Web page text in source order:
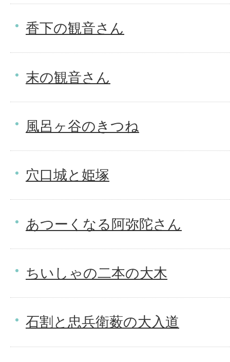
香下の観音さん
末の観音さん
風呂ヶ谷のきつね
穴口城と姫塚
あつーくなる阿弥陀さん
ちいしゃの二本の大木
石割と忠兵衛薮の大入道